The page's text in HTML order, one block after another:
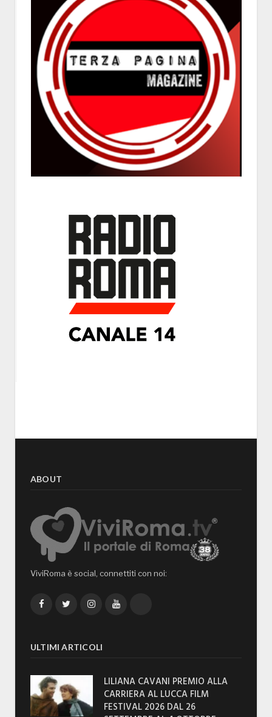
ABOUT
ViviRoma è social, connettiti con noi:
FacebookTwitterInstagramYouTube
ULTIMI ARTICOLI
LILIANA CAVANI PREMIO ALLA
CARRIERA AL LUCCA FILM
FESTIVAL 2026 DAL 26